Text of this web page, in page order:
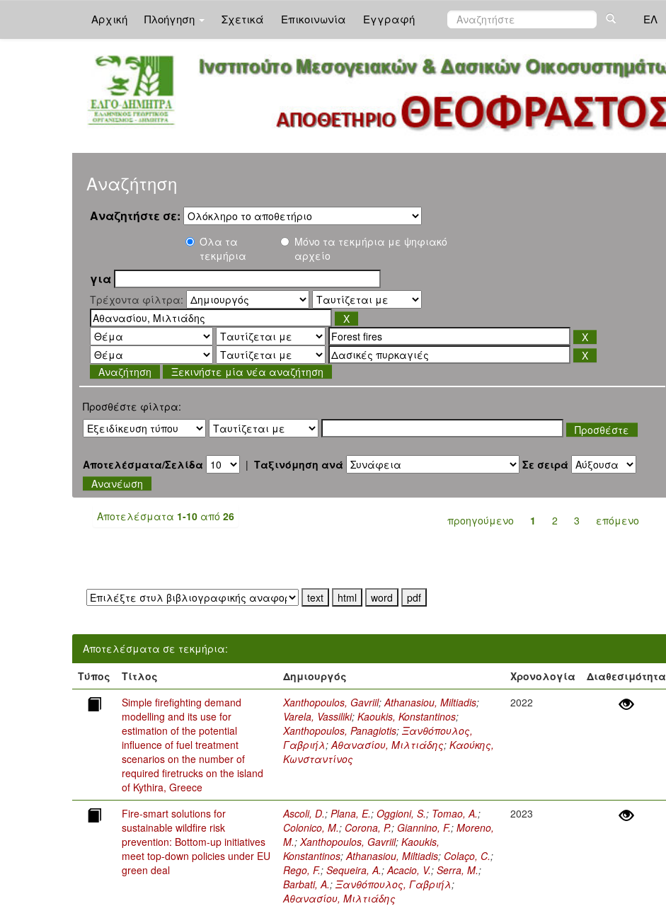
Αρχική Πλοήγηση Σχετικά Επικοινωνία Εγγραφή ΕΛ
Αναζήτηση
Αναζητήστε σε:
Όλα τα
τεκμήρια
Μόνο τα τεκμήρια με ψηφιακό
αρχείο
για
Τρέχοντα φίλτρα:
Ξεκινήστε μία νέα αναζήτηση
Προσθέστε φίλτρα:
Αποτελέσματα/Σελίδα | Ταξινόμηση ανά Σε σειρά
Αποτελέσματα 1-10 από 26 προηγούμενο 1 2 3 επόμενο
Αποτελέσματα σε τεκμήρια:
Τύπος
Τίτλος Δημιουργός Χρονολογία
Διαθεσιμότητα
Simple firefighting demand
modelling and its use for
estimation of the potential
influence of fuel treatment
scenarios on the number of
required firetrucks on the island
of Kythira, Greece
Xanthopoulos, Gavriil;Athanasiou, Miltiadis;
Varela, Vassiliki;Kaoukis, Konstantinos;
Xanthopoulos, Panagiotis;Ξανθόπουλος,
Γαβριήλ;Αθανασίου, Μιλτιάδης;Καούκης,
Κωνσταντίνος
2022
Fire-smart solutions for
sustainable wildfire risk
prevention: Bottom-up initiatives
meet top-down policies under EU
green deal
Ascoli, D.;Plana, E.;Oggioni, S.; Tomao, A.;
Colonico, M.; Corona, P.;Giannino, F.;Moreno,
M.;Xanthopoulos, Gavriil;Kaoukis,
Konstantinos;Athanasiou, Miltiadis; Colaço, C.;
Rego, F.;Sequeira, A.;Acacio, V.;Serra, M.;
Barbati, A.;Ξανθόπουλος, Γαβριήλ;
Αθανασίου, Μιλτιάδης
2023